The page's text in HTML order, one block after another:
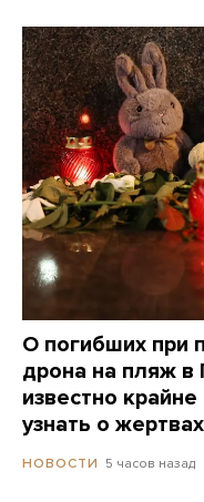
О погибших при
дрона на пляж
известно
узнать о
НОВОСТИ 5 часов назад